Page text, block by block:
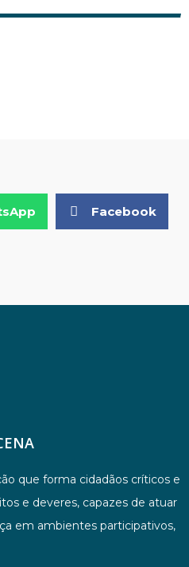
Facebook
que forma cidadãos críticos e
e deveres, capazes de atuar
em ambientes participativos,